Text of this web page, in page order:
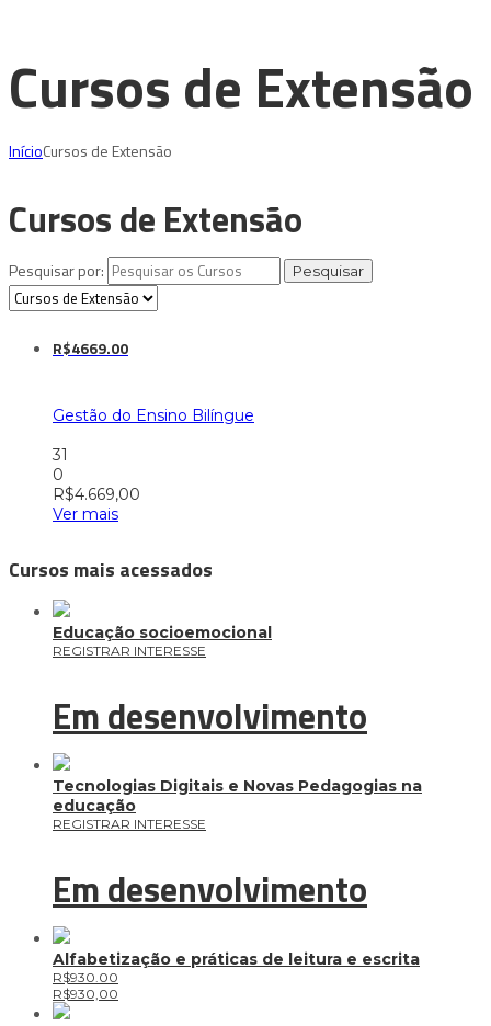
Cursos de Extensão
InícioCursos de Extensão
Cursos de Extensão
Pesquisar por:
R$4669.00
Gestão do Ensino Bilíngue
31
0
R$4.669,00
Ver mais
Cursos mais acessados
Educação socioemocional
REGISTRAR INTERESSE
Em desenvolvimento
Tecnologias Digitais e Novas Pedagogias na
educação
REGISTRAR INTERESSE
Em desenvolvimento
Alfabetização e práticas de leitura e escrita
R$930.00
R$930,00